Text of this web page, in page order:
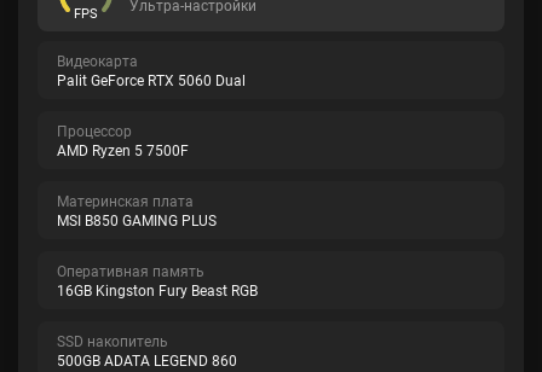
FPS Ультра-настройки
Видеокарта
Palit GeForce RTX 5060 Dual
Процессор
AMD Ryzen 5 7500F
Материнская плата
MSI B850 GAMING PLUS
Оперативная память
16GB Kingston Fury Beast RGB
SSD накопитель
500GB ADATA LEGEND 860